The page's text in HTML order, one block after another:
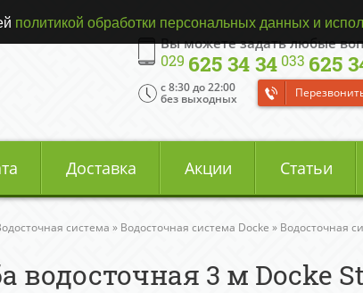
Вы можете задать любые
029 625 34 34 033 625
c 8:30 до 22:00
без выходных
Доставка Акции Статьи
система » Водосточная система Docke » Водосточная
водосточная 3 м Docke
политикой обработки персональных данных и